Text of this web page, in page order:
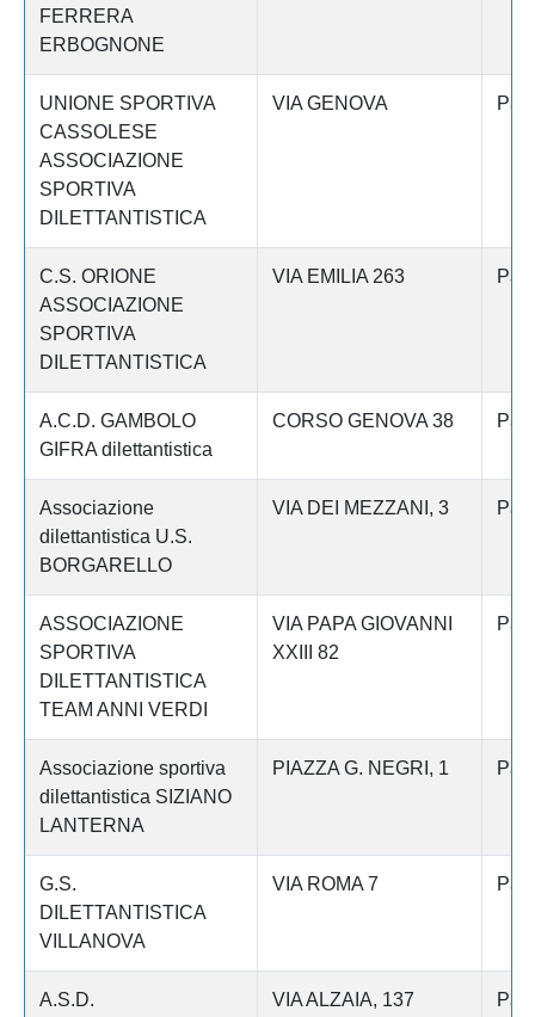
FERRERA
ERBOGNONE
UNIONE SPORTIVA
CASSOLESE
ASSOCIAZIONE
SPORTIVA
DILETTANTISTICA
VIA GENOVA
C.S. ORIONE
ASSOCIAZIONE
SPORTIVA
DILETTANTISTICA
VIA EMILIA 263
A.C.D. GAMBOLO
GIFRA dilettantistica
CORSO GENOVA 38
Associazione
dilettantistica U.S.
BORGARELLO
VIA DEI MEZZANI, 3
ASSOCIAZIONE
SPORTIVA
DILETTANTISTICA
TEAM ANNI VERDI
VIA PAPA GIOVANNI
XXIII 82
Associazione sportiva
dilettantistica SIZIANO
LANTERNA
PIAZZA G. NEGRI, 1
G.S.
DILETTANTISTICA
VILLANOVA
VIA ROMA 7
A.S.D.
VIA ALZAIA, 137